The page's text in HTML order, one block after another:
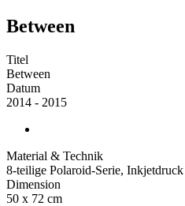
Between
Titel
Between
Datum
2014 - 2015
Material & Technik
8-teilige Polaroid-Serie,
Dimension
50 x 72 cm